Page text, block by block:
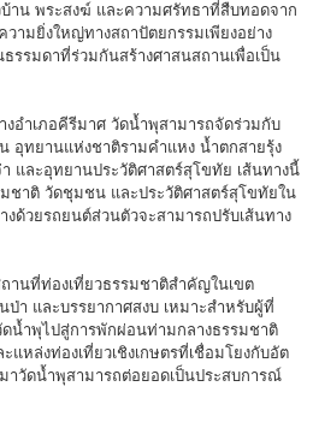
าน พระสงฆ์ และความศรัทธาที่สืบทอดจาก
ามยิ่งใหญ่ทางสถาปัตยกรรมเพียงอย่าง
ธรรมดาที่ร่วมกันสร้างศาสนสถานเพื่อเป็น
งอำเภอคีรีมาศ วัดน้ำพุสามารถจัดร่วมกับ
อุทยานแห่งชาติรามคำแหง น้ำตกสายรุ้ง
และอุทยานประวัติศาสตร์สุโขทัย เส้นทางนี้
มชาติ วัดชุมชน และประวัติศาสตร์สุโขทัยใน
งด้วยรถยนต์ส่วนตัวจะสามารถปรับเส้นทาง
านที่ท่องเที่ยวธรรมชาติสำคัญในเขต
ป่า และบรรยากาศสงบ เหมาะสำหรับผู้ที่
น้ำพุไปสู่การพักผ่อนท่ามกลางธรรมชาติ
หล่งท่องเที่ยวเชิงเกษตรที่เชื่อมโยงกับอัต
าวัดน้ำพุสามารถต่อยอดเป็นประสบการณ์